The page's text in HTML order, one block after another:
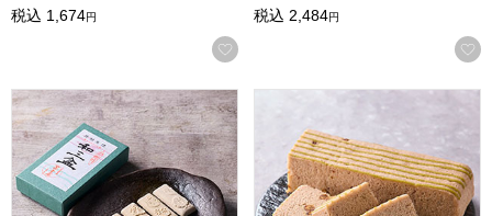
税込 1,674円
お気に入りに登録する
税込 2,484円
小男鹿本舗 冨士屋 和三盆 小箱【年間ギフト】